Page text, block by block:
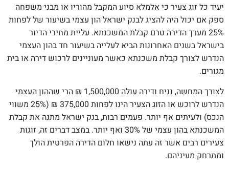
יעיד כל זוג צעיר כי אלמלא סיוע המקבל מהוריו או מבני משפחה
ספק אם יכול היה להציג לבנק ישראל הון עצמי בשיעור של לפחות
25% מערך הדירה טרם קבלת המשכנתא. עליית מחירי הדיור
בישראל בשנים האחרונות הביא לעלייה בשיעור חד בהון העצמי
הנדרש לצורך קבלת משכנתא כאשר מעוניינים לרכוש דירה או בית
מגורים.
לצורך המחשה, נניח ודירה עולה 1,500,000
₪ הרי שההון העצמי
הנדרש לרוכש או הזוג הצעיר הינו לפחות 375,000
₪
(25% משווי
הנכס) ולעיתים אף יותר. פעמים רבות, בנק ישראל מתנה את קבלת
המשכנתא בהון עצמי של 30% ואף יותר. במצב דברים זה, זוגות
צעירים רבים אשר זה עתה נישאו חלום הדירה הפרטית הולך
ומתרחק מעיניהם.